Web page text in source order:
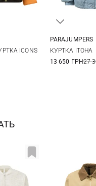
ICONS
PARAJUMPERS
КУРТКА ITOHA
13 650 ГРН27